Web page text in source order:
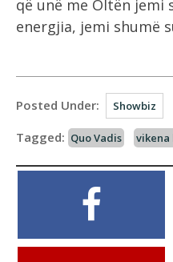
që unë me Oltën jemi
energjia, jemi shumë
Posted Under: Showbiz
Tagged: Quo Vadis vikena